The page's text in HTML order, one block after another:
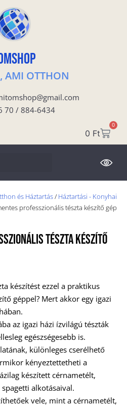
AMI OTTHON
70 / 884-6434
0 Ft
0
és Háztartás/ Háztartási - Konyhai
professzionális tészta készítő gép
Tészta Készítő
készítést ezzel a praktikus
géppel? Mert akkor egy igazi
az igazi házi ízvilágú tészták
egészségesebb is.
különleges cserélhető
kényeztettetheti a
készített cérnametélt,
alkotásaival.
vele, mint a cérnametélt,